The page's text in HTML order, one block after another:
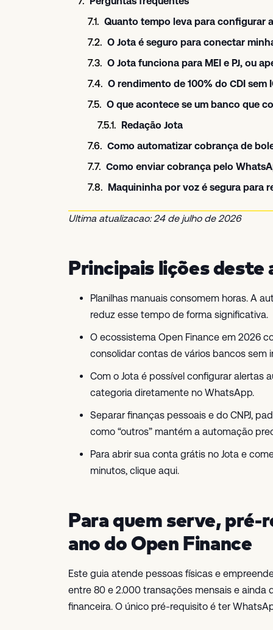
Quanto tempo leva para configurar
O Jota é seguro para conectar
O Jota funciona para MEI e PJ, ou
O rendimento de 100% do CDI sem
Redação Jota
Como automatizar cobrança de
Como enviar cobrança pelo
Maquininha por voz é segura para
Ultima atualizacao: 24 de julho de 2026
Principais lições deste
Planilhas manuais consomem horas. A
reduz esse tempo de forma significativa.
O ecossistema Open Finance em 2026
consolidar contas de vários bancos sem
Com o Jota é possível configurar alertas
categoria diretamente no WhatsApp.
Separar finanças pessoais e do CNPJ,
como “outros” mantém a automação
Para abrir sua conta grátis no Jota e
minutos, clique aqui.
Para quem serve, pré-
ano do Open Finance
Este guia atende pessoas físicas e
entre 80 e 2.000 transações mensais e
financeira. O único pré-requisito é ter